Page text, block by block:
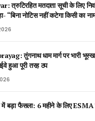
त्रुटिरहित मतदाता सूची के लिए
“बिना नोटिस नहीं कटेगा किसी का
तुंगनाथ धाम मार्ग पर भारी
हुआ पूरी तरह ठप
में बड़ा फैसला: 6 महीने के लिए ESMA